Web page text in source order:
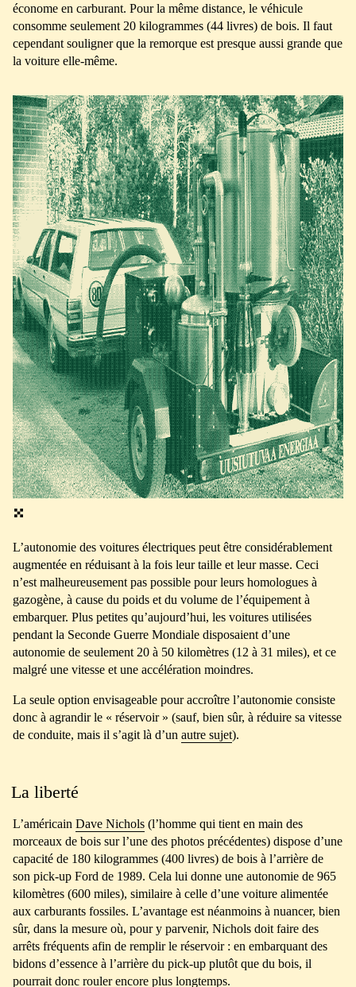
économe en carburant. Pour la même distance, le véhicule
consomme seulement 20 kilogrammes (44 livres) de bois. Il faut
cependant souligner que la remorque est presque aussi grande que
la voiture elle-même.
L’autonomie des voitures électriques peut être considérablement
augmentée en réduisant à la fois leur taille et leur masse. Ceci
n’est malheureusement pas possible pour leurs homologues à
gazogène, à cause du poids et du volume de l’équipement à
embarquer. Plus petites qu’aujourd’hui, les voitures utilisées
pendant la Seconde Guerre Mondiale disposaient d’une
autonomie de seulement 20 à 50 kilomètres (12 à 31 miles), et ce
malgré une vitesse et une accélération moindres.
La seule option envisageable pour accroître l’autonomie consiste
donc à agrandir le « réservoir » (sauf, bien sûr, à réduire sa vitesse
de conduite, mais il s’agit là d’un autre sujet).
La liberté
L’américain Dave Nichols (l’homme qui tient en main des
morceaux de bois sur l’une des photos précédentes) dispose d’une
capacité de 180 kilogrammes (400 livres) de bois à l’arrière de
son pick-up Ford de 1989. Cela lui donne une autonomie de 965
kilomètres (600 miles), similaire à celle d’une voiture alimentée
aux carburants fossiles. L’avantage est néanmoins à nuancer, bien
sûr, dans la mesure où, pour y parvenir, Nichols doit faire des
arrêts fréquents afin de remplir le réservoir : en embarquant des
bidons d’essence à l’arrière du pick-up plutôt que du bois, il
pourrait donc rouler encore plus longtemps.